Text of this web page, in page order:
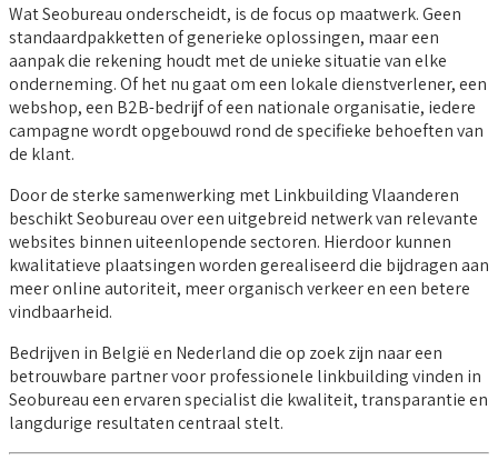
Wat Seobureau onderscheidt, is de focus op maatwerk. Geen
standaardpakketten of generieke oplossingen, maar een
aanpak die rekening houdt met de unieke situatie van elke
onderneming. Of het nu gaat om een lokale dienstverlener, een
webshop, een B2B-bedrijf of een nationale organisatie, iedere
campagne wordt opgebouwd rond de specifieke behoeften van
de klant.
Door de sterke samenwerking met Linkbuilding Vlaanderen
beschikt Seobureau over een uitgebreid netwerk van relevante
websites binnen uiteenlopende sectoren. Hierdoor kunnen
kwalitatieve plaatsingen worden gerealiseerd die bijdragen aan
meer online autoriteit, meer organisch verkeer en een betere
vindbaarheid.
Bedrijven in België en Nederland die op zoek zijn naar een
betrouwbare partner voor professionele linkbuilding vinden in
Seobureau een ervaren specialist die kwaliteit, transparantie en
langdurige resultaten centraal stelt.